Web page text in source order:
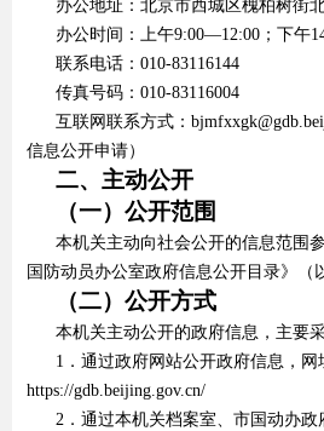
办公地址：北京市西城区槐柏树街
办公时间：上午9:00—12:00；下午
联系电话：010-83116144
传真号码：010-83116004
互联网联系方式：
信息公开申请）
二、主动公开
（一）公开范围
本机关主动向社会公开的信息范围
国防动员办公室政府信息公开目录》（
（二）公开方式
本机关主动公开的政府信息，主要采
1．通过政府网站公开政府信息，网
https://gdb.beijing.gov.cn/
2．通过本机关档案室、市国动办政